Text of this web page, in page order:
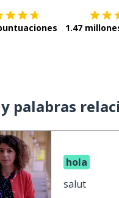
1.47
y palabras
hola
salut